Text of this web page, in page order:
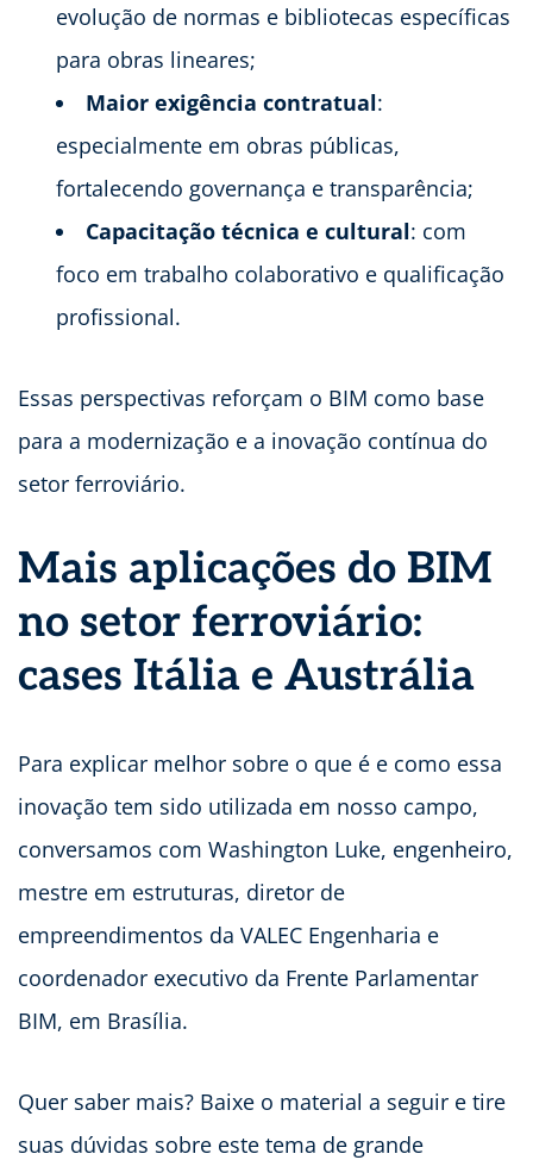
evolução de normas e bibliotecas específicas
para obras lineares;
Maior exigência contratual:
especialmente em obras públicas,
fortalecendo governança e transparência;
Capacitação técnica e cultural: com
foco em trabalho colaborativo e qualificação
profissional.
Essas perspectivas reforçam o BIM como base
para a modernização e a inovação contínua do
setor ferroviário.
Mais aplicações do BIM
no setor ferroviário:
cases Itália e Austrália
Para explicar melhor sobre o que é e como essa
inovação tem sido utilizada em nosso campo,
conversamos com Washington Luke, engenheiro,
mestre em estruturas, diretor de
empreendimentos da VALEC Engenharia e
coordenador executivo da Frente Parlamentar
BIM, em Brasília.
Quer saber mais? Baixe o material a seguir e tire
suas dúvidas sobre este tema de grande